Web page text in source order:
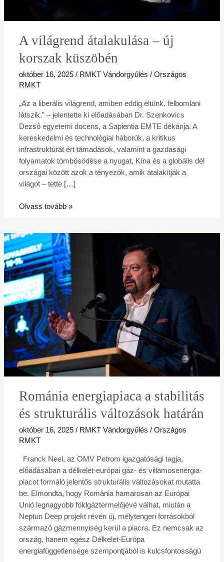
A világrend átalakulása – új
korszak küszöbén
október 16, 2025 / RMKT Vándorgyűlés / Országos
RMKT
„Az a liberális világrend, amiben eddig éltünk, felbomlani
látszik.” – jelentette ki előadásában Dr. Szenkovics
Dezső egyetemi docens, a Sapientia EMTE dékánja. A
kereskedelmi és technológiai háborúk, a kritikus
infrastruktúrát ért támadások, valamint a gazdasági
folyamatok tömbösödése a nyugat, Kína és a globális dél
országai között azok a tényezők, amik átalakítják a
világot – tette […]
Olvass tovább »
Románia energiapiaca a stabilitás
és strukturális változások határán
október 16, 2025 / RMKT Vándorgyűlés / Országos
RMKT
Franck Neel, az OMV Petrom igazgatósági tagja,
előadásában a délkelet-európai gáz- és villamosenergia-
piacot formáló jelentős strukturális változásokat mutatta
be. Elmondta, hogy Románia hamarosan az Európai
Unió legnagyobb földgáztermelőjévé válhat, miután a
Neptun Deep projekt révén új, mélytengeri forrásokból
származó gázmennyiség kerül a piacra. Ez nemcsak az
ország, hanem egész Délkelet-Európa
energiafüggetlensége szempontjából is kulcsfontosságú
Románia
energiapiaca
a
stabilitás
és
strukturális
változások
határán